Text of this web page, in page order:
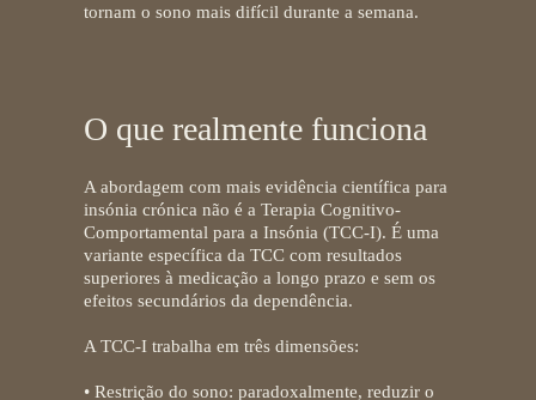
tornam o sono mais difícil durante a semana.
O que realmente funciona
A abordagem com mais evidência científica para
insónia crónica não é a Terapia Cognitivo-
Comportamental para a Insónia (TCC-I). É uma
variante específica da TCC com resultados
superiores à medicação a longo prazo e sem os
efeitos secundários da dependência.
A TCC-I trabalha em três dimensões:
• Restrição do sono: paradoxalmente, reduzir o